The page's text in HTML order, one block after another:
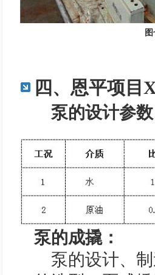
图七 泵的测试
四、恩平项目
泵的设计参
泵的成撬：
泵的设计、制